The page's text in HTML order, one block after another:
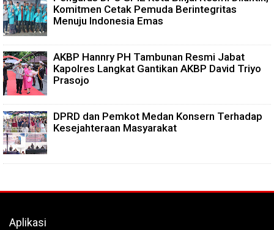
Komitmen Cetak Pemuda Berintegritas
Menuju Indonesia Emas
AKBP Hannry PH Tambunan Resmi Jabat
Kapolres Langkat Gantikan AKBP David Triyo
Prasojo
DPRD dan Pemkot Medan Konsern Terhadap
Kesejahteraan Masyarakat
Aplikasi